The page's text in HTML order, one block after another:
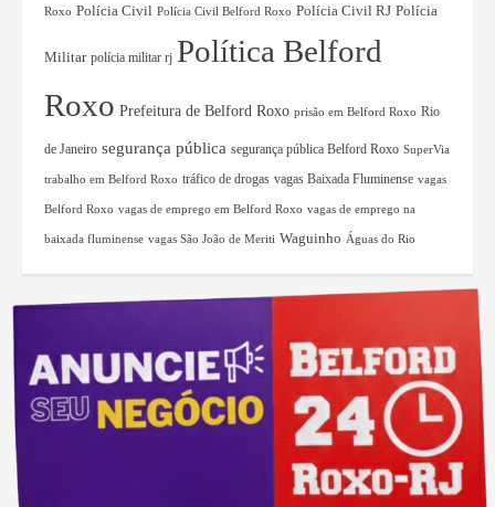
Roxo Polícia Civil Polícia Civil Belford Roxo Polícia Civil RJ Polícia
Militar polícia militar rj Política Belford
Roxo Prefeitura de Belford Roxo prisão em Belford Roxo Rio
de Janeiro segurança pública segurança pública Belford Roxo SuperVia
trabalho em Belford Roxo tráfico de drogas vagas Baixada Fluminense vagas
Belford Roxo vagas de emprego em Belford Roxo vagas de emprego na
baixada fluminense vagas São João de Meriti Waguinho Águas do Rio